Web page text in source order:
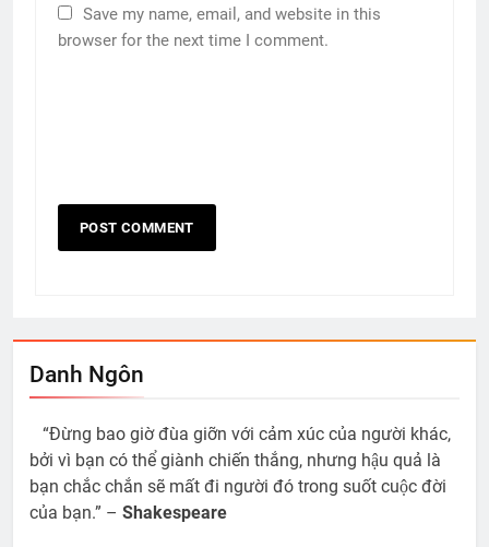
Save my name, email, and website in this
browser for the next time I comment.
Danh Ngôn
“Đừng bao giờ đùa giỡn với cảm xúc của người khác,
bởi vì bạn có thể giành chiến thắng, nhưng hậu quả là
bạn chắc chắn sẽ mất đi người đó trong suốt cuộc đời
của bạn.” – Shakespeare